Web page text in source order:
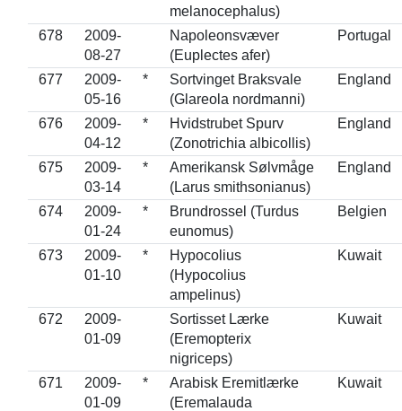
melanocephalus)
678
2009-
08-27
Napoleonsvæver
(Euplectes afer)
Portugal
677
2009-
05-16
*
Sortvinget Braksvale
(Glareola nordmanni)
England
676
2009-
04-12
*
Hvidstrubet Spurv
(Zonotrichia albicollis)
England
675
2009-
03-14
*
Amerikansk Sølvmåge
(Larus smithsonianus)
England
674
2009-
01-24
*
Brundrossel (Turdus
eunomus)
Belgien
673
2009-
01-10
*
Hypocolius
(Hypocolius
ampelinus)
Kuwait
672
2009-
01-09
Sortisset Lærke
(Eremopterix
nigriceps)
Kuwait
671
2009-
01-09
*
Arabisk Eremitlærke
(Eremalauda
Kuwait